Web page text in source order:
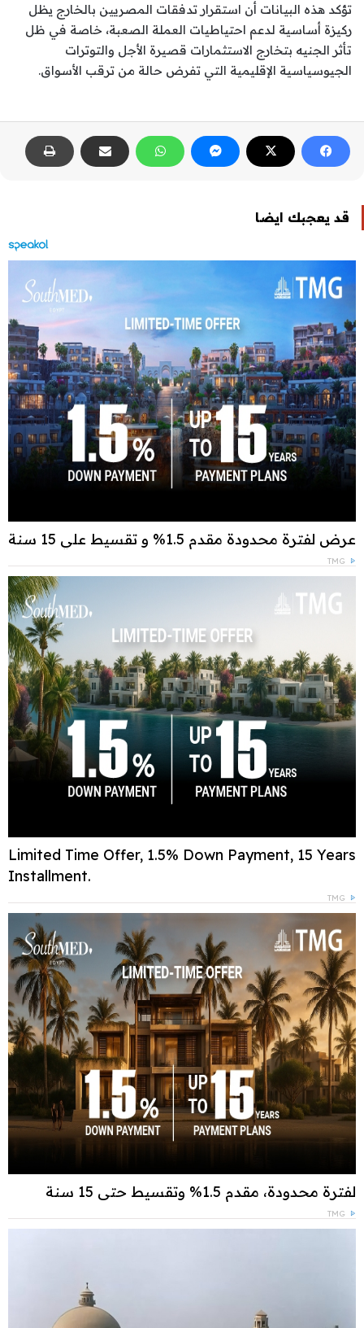
تؤكد هذه البيانات أن استقرار تدفقات المصريين بالخارج يظل
ركيزة أساسية لدعم احتياطيات العملة الصعبة، خاصة في ظل
تأثر الجنيه بتخارج الاستثمارات قصيرة الأجل والتوترات
الجيوسياسية الإقليمية التي تفرض حالة من ترقب الأسواق.
قد يعجبك ايضا
عرض لفترة محدودة مقدم 1.5% و تقسيط علي 15 سنة
TMG
Limited Time Offer, 1.5% Down Payment, 15 Years
Installment.
TMG
لفترة محدودة، مقدم 1.5% وتقسيط حتى 15 سنة
TMG